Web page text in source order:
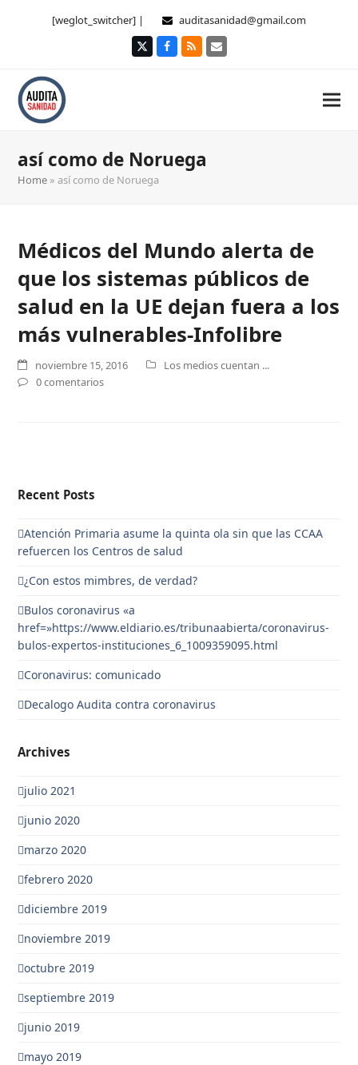
[weglot_switcher] | auditasanidad@gmail.com
TwitterFacebook
RSS Correo
así como de Noruega
Home »así como de Noruega
Médicos del Mundo alerta de
que los sistemas públicos de
salud en la UE dejan fuera a los
más vulnerables-Infolibre
noviembre 15, 2016
Los medios cuentan ...
0 comentarios
Recent Posts
Atención Primaria asume la quinta ola sin que las CCAA
refuercen los Centros de salud
¿Con estos mimbres, de verdad?
Bulos coronavirus «a
href=»https://www.eldiario.es/tribunaabierta/coronavirus-
bulos-expertos-instituciones_6_1009359095.html
Coronavirus: comunicado
Decalogo Audita contra coronavirus
Archives
julio 2021
junio 2020
marzo 2020
febrero 2020
diciembre 2019
noviembre 2019
octubre 2019
septiembre 2019
junio 2019
mayo 2019